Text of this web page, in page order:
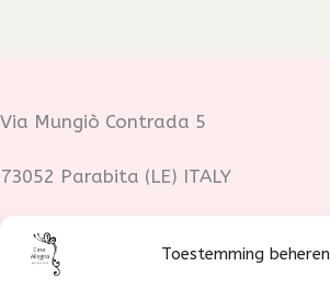
Toestemming beheren
Via Mungiò Contrada 5
73052 Parabita (LE) ITALY